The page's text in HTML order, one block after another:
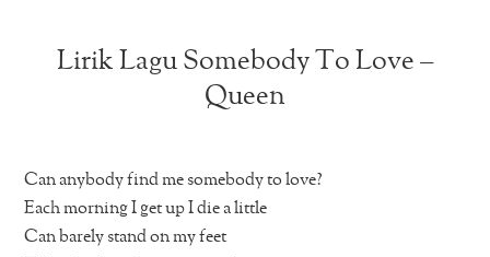
Lirik Lagu Somebody To Love –
Queen
Can anybody find me somebody to love?
Each morning I get up I die a little
Can barely stand on my feet